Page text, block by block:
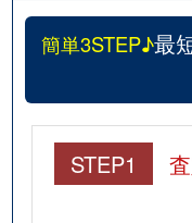
簡単3STEP♪最
STEP1